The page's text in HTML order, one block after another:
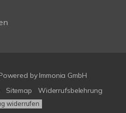
by Immonia GmbH
Sitemap Widerrufsbelehrung
widerrufen